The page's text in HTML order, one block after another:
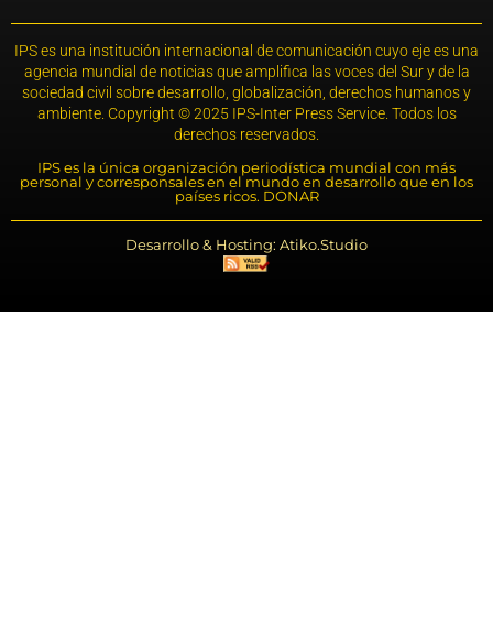
IPS es una institución internacional de comunicación cuyo eje es una
agencia mundial de noticias que amplifica las voces del Sur y de la
sociedad civil sobre desarrollo, globalización, derechos humanos y
ambiente. Copyright © 2025 IPS-Inter Press Service. Todos los
derechos reservados.
IPS es la única organización periodística mundial con más
personal y corresponsales en el mundo en desarrollo que en los
países ricos. DONAR
Desarrollo & Hosting: Atiko.Studio